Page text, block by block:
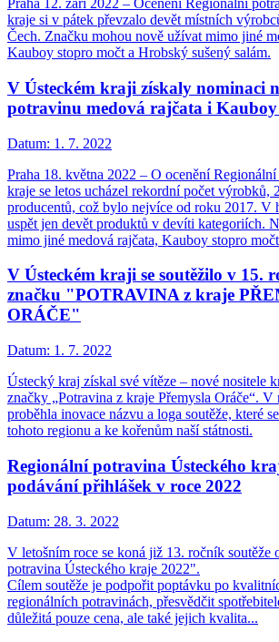
Praha 12. září 2022 – Ocenění Regionální
kraje si v pátek převzalo devět místních
Čech. Značku mohou nově užívat mimo jiné
Kauboy stopro močt a Hrobský sušený salám.
V Ústeckém kraji získaly nominaci
potravinu medová rajčata i
Datum: 1. 7. 2022
Praha 18. května 2022 – O ocenění
kraje se letos ucházel rekordní počet výrobků,
producentů, což bylo nejvíce od roku 2017. V
uspět jen devět produktů v devíti kategoriích.
mimo jiné medová rajčata, Kauboy stopro
V Ústeckém kraji se soutěžilo v 15.
značku "POTRAVINA z kraje
ORÁČE"
Datum: 1. 7. 2022
Ústecký kraj získal své vítěze – nové nositele
značky „Potravina z kraje Přemysla Oráče“. V
proběhla inovace názvu a loga soutěže, které
tohoto regionu a ke kořenům naší státnosti.
Regionální potravina Ústeckého
podávání přihlášek v roce 2022
Datum: 28. 3. 2022
V letošním roce se koná již 13. ročník soutěže
potravina Ústeckého kraje 2022".
Cílem soutěže je podpořit poptávku po
regionálních potravinách, přesvědčit
důležitá pouze cena, ale také jejich kvalita...